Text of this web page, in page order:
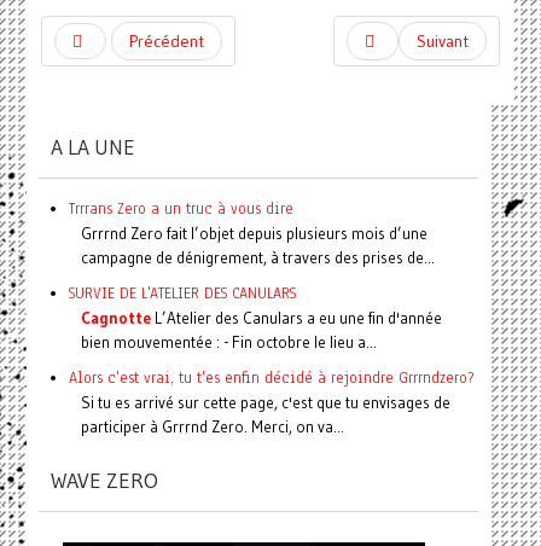
Précédent Suivant
A LA UNE
Trrrans Zero a un truc à vous dire
Grrrnd Zero fait l’objet depuis plusieurs mois d’une
campagne de dénigrement, à travers des prises de...
SURVIE DE L'ATELIER DES CANULARS
CagnotteL’Atelier des Canulars a eu une fin d'année
bien mouvementée : - Fin octobre le lieu a...
Alors c'est vrai, tu t'es enfin décidé à rejoindre Grrrndzero?
Si tu es arrivé sur cette page, c'est que tu envisages de
participer à Grrrnd Zero. Merci, on va...
WAVE ZERO